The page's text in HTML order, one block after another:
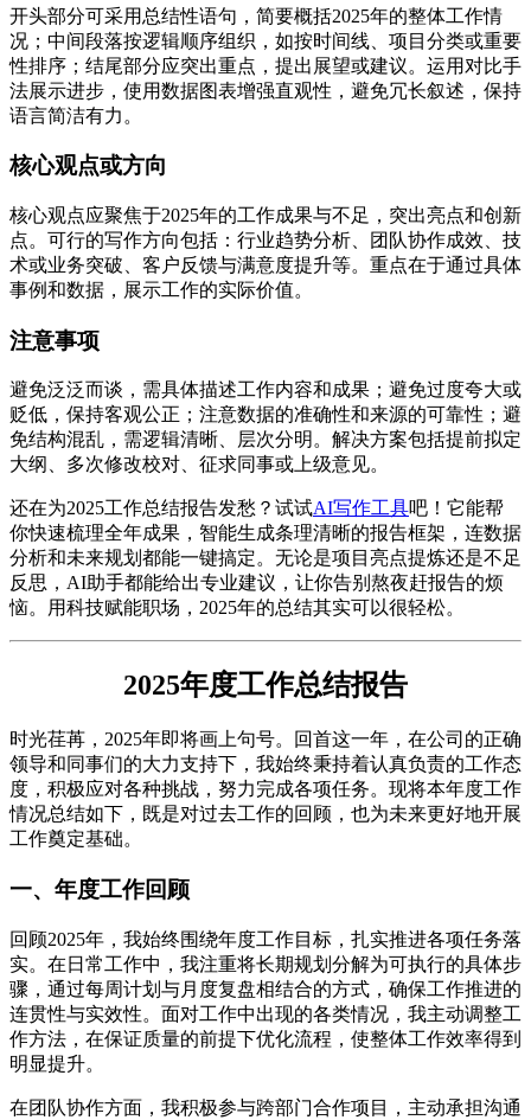
开头部分可采用总结性语句，简要概括2025年的整体工作情
况；中间段落按逻辑顺序组织，如按时间线、项目分类或重要
性排序；结尾部分应突出重点，提出展望或建议。运用对比手
法展示进步，使用数据图表增强直观性，避免冗长叙述，保持
语言简洁有力。
核心观点或方向
核心观点应聚焦于2025年的工作成果与不足，突出亮点和创新
点。可行的写作方向包括：行业趋势分析、团队协作成效、技
术或业务突破、客户反馈与满意度提升等。重点在于通过具体
事例和数据，展示工作的实际价值。
注意事项
避免泛泛而谈，需具体描述工作内容和成果；避免过度夸大或
贬低，保持客观公正；注意数据的准确性和来源的可靠性；避
免结构混乱，需逻辑清晰、层次分明。解决方案包括提前拟定
大纲、多次修改校对、征求同事或上级意见。
还在为2025工作总结报告发愁？试试AI写作工具吧！它能帮
你快速梳理全年成果，智能生成条理清晰的报告框架，连数据
分析和未来规划都能一键搞定。无论是项目亮点提炼还是不足
反思，AI助手都能给出专业建议，让你告别熬夜赶报告的烦
恼。用科技赋能职场，2025年的总结其实可以很轻松。
2025年度工作总结报告
时光荏苒，2025年即将画上句号。回首这一年，在公司的正确
领导和同事们的大力支持下，我始终秉持着认真负责的工作态
度，积极应对各种挑战，努力完成各项任务。现将本年度工作
情况总结如下，既是对过去工作的回顾，也为未来更好地开展
工作奠定基础。
一、年度工作回顾
回顾2025年，我始终围绕年度工作目标，扎实推进各项任务落
实。在日常工作中，我注重将长期规划分解为可执行的具体步
骤，通过每周计划与月度复盘相结合的方式，确保工作推进的
连贯性与实效性。面对工作中出现的各类情况，我主动调整工
作方法，在保证质量的前提下优化流程，使整体工作效率得到
明显提升。
在团队协作方面，我积极参与跨部门合作项目，主动承担沟通